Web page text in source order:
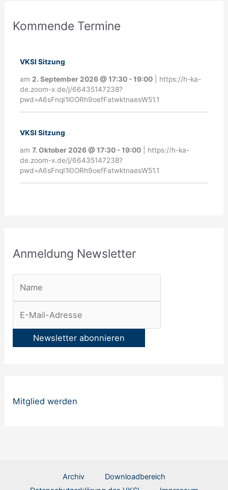
Kommende Termine
VKSI Sitzung
am 2. September 2026@17:30 -19:00
https://h-ka-
de.zoom-x.de/j/66435147238?
pwd=A6sFnqI1l0ORh9oefFatwktnaesW51.1
VKSI Sitzung
am7. Oktober 2026@17:30 -19:00
https://h-ka-
de.zoom-x.de/j/66435147238?
pwd=A6sFnqI1l0ORh9oefFatwktnaesW51.1
Anmeldung Newsletter
n
t
r
Mitglied werden
Archiv
Downloadbereich